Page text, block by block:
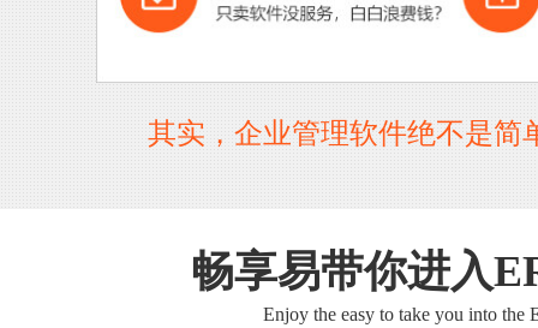
其实，企业管理软件绝不是
畅享易带你进入
Enjoy the easy to take you into the